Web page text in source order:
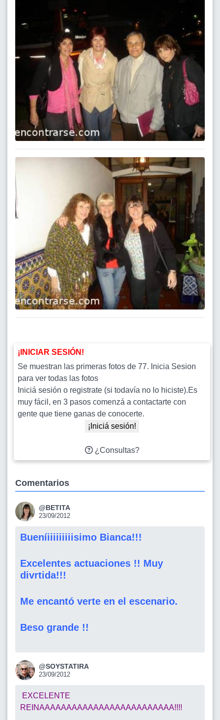
¡INICIAR SESIÓN!
Se muestran las primeras fotos de 77. Inicia Sesion
para ver todas las fotos
Iniciá sesión o registrate (si todavía no lo hiciste).Es
muy fácil, en 3 pasos comenzá a contactarte con
gente que tiene ganas de conocerte.
¡Iniciá sesión!
¿Consultas?
Comentarios
@BETITA
23/09/2012
Bueníiiiiiiiiisimo Bianca!!!
Excelentes actuaciones !! Muy
divrtida!!!
Me encantó verte en el escenario.
Beso grande !!
@SOYSTATIRA
23/09/2012
EXCELENTE
REINAAAAAAAAAAAAAAAAAAAAAAAAA!!!!